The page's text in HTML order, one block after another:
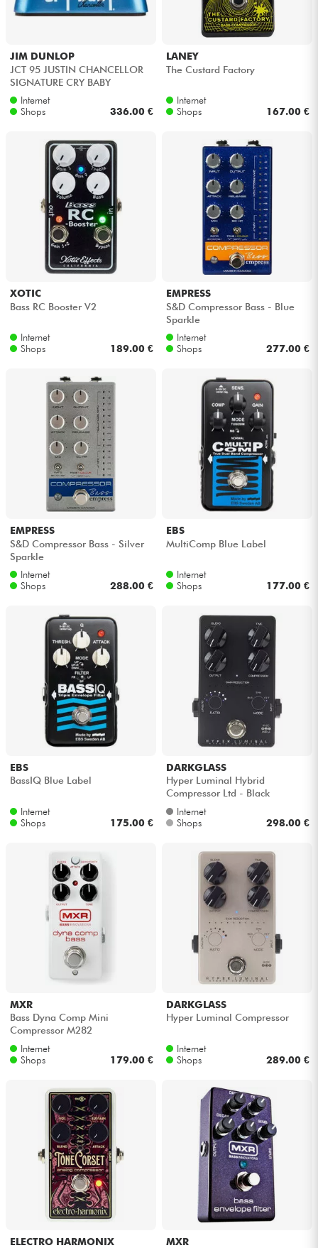
JIM DUNLOP
JCT 95 JUSTIN CHANCELLOR
SIGNATURE CRY BABY
Internet
Shops
336.00 €
LANEY
The Custard Factory
Internet
Shops
167.00 €
XOTIC
Bass RC Booster V2
Internet
Shops
189.00 €
EMPRESS
S&D Compressor Bass - Blue
Sparkle
Internet
Shops
277.00 €
EMPRESS
S&D Compressor Bass - Silver
Sparkle
Internet
Shops
288.00 €
EBS
MultiComp Blue Label
Internet
Shops
177.00 €
EBS
BassIQ Blue Label
Internet
Shops
175.00 €
DARKGLASS
Hyper Luminal Hybrid
Compressor Ltd - Black
Internet
Shops
298.00 €
MXR
Bass Dyna Comp Mini
Compressor M282
Internet
Shops
179.00 €
DARKGLASS
Hyper Luminal Compressor
Internet
Shops
289.00 €
ELECTRO HARMONIX
MXR